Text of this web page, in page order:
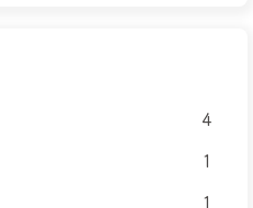
4
1
1